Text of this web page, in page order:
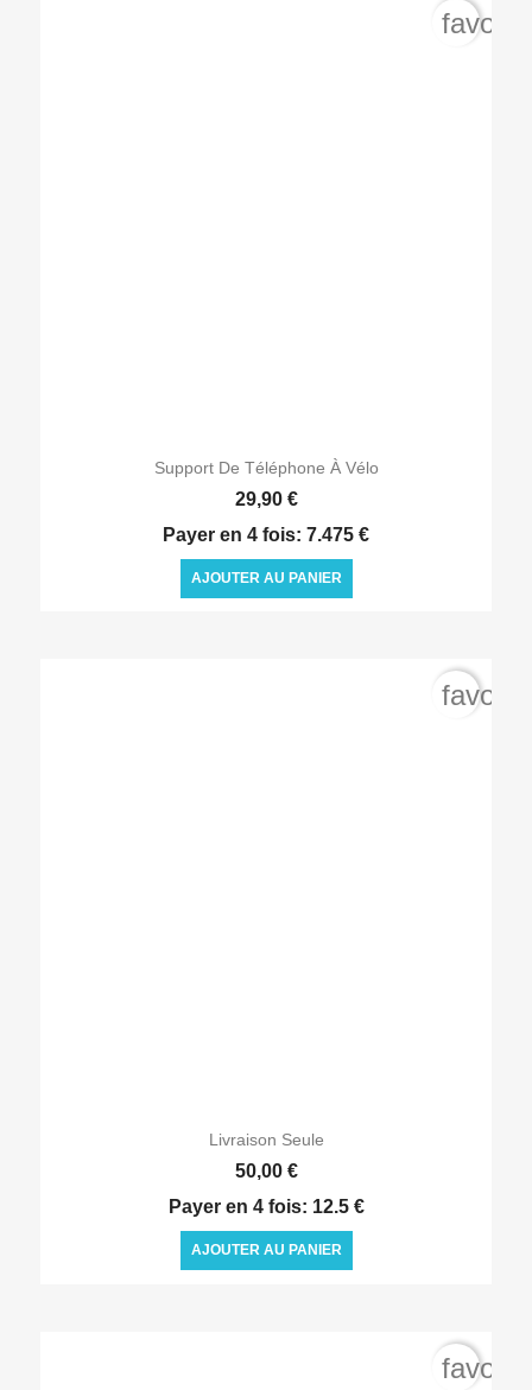
 Aperçu rapide
Support De Téléphone À Vélo
29,90 €
Payer en 4 fois: 7.475 €
AJOUTER AU PANIER
Aperçu rapide
Livraison Seule
50,00 €
Payer en 4 fois: 12.5 €
AJOUTER AU PANIER